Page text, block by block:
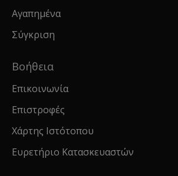
Αγαπημένα
Σύγκριση
Βοήθεια
Επικοινωνία
Επιστροφές
Χάρτης Ιστότοπου
Ευρετήριο Κατασκευαστών